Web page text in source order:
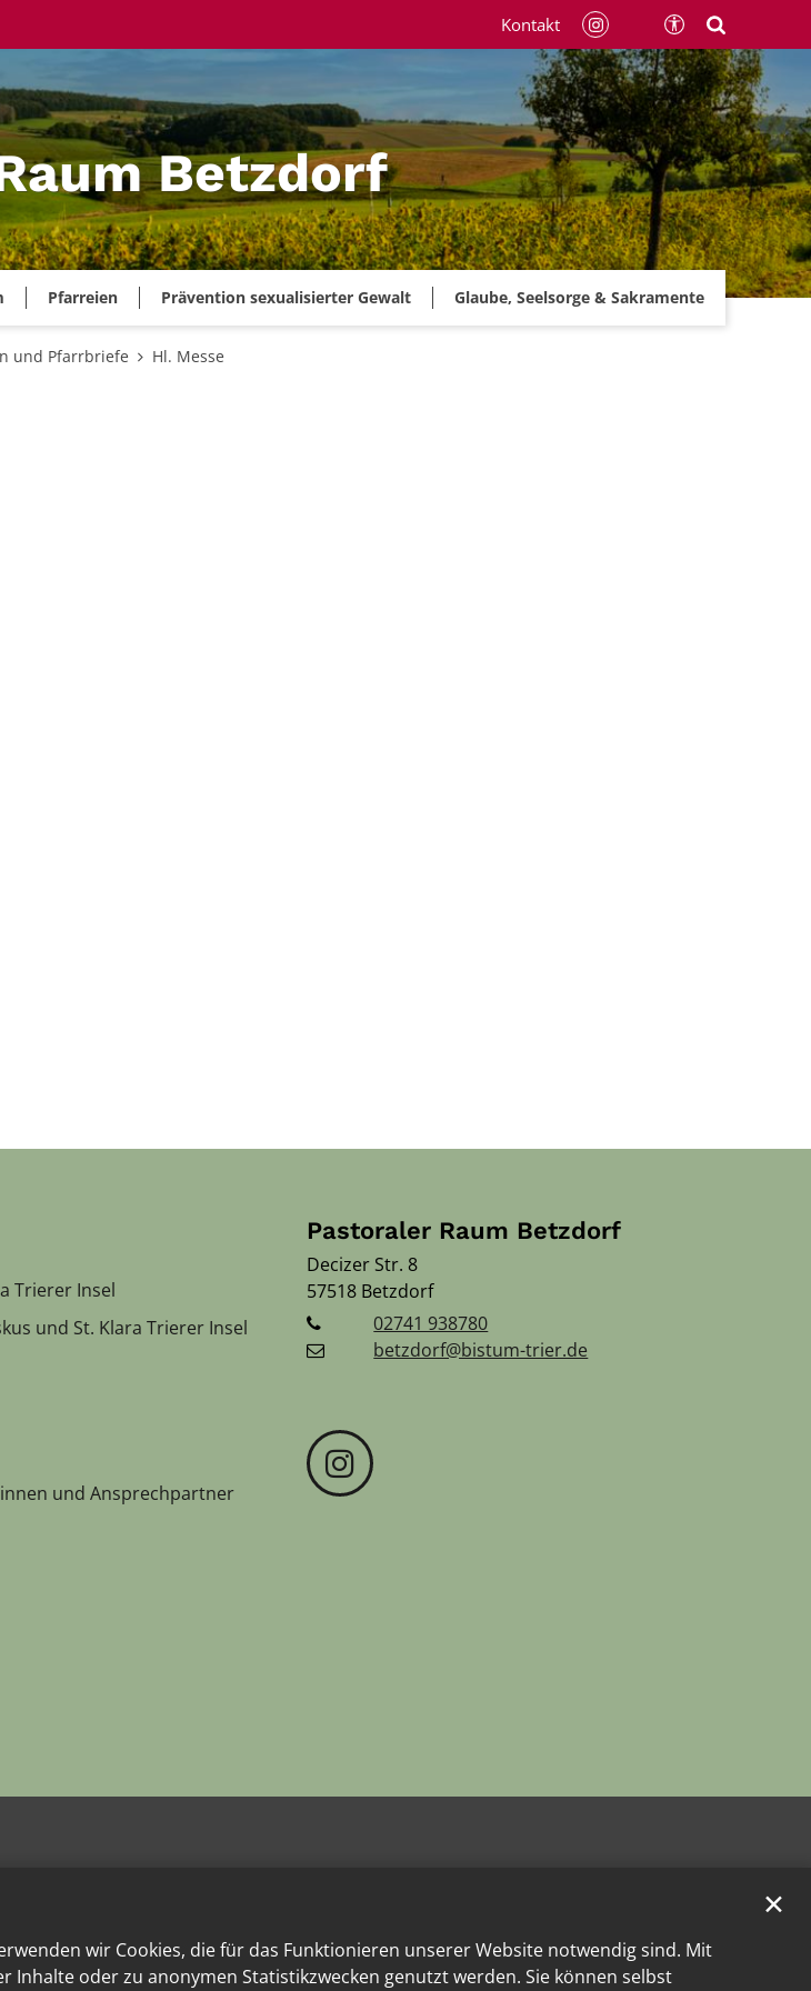
wir Cookies, die für das Funktionieren unserer Website notwendig sind. Mit
oder zu anonymen Statistikzwecken genutzt werden. Sie können selbst
✕
Betzdorf
Pfarreien Prävention sexualisierter Gewalt Glaube, Seelsorge & Sakramente
Kontakt
und Pfarrbriefe Hl. Messe
Trierer Insel
und St. Klara Trierer Insel
und Ansprechpartner
Pastoraler Raum Betzdorf
Decizer Str. 8
57518 Betzdorf
02741 938780
betzdorf@bistum-trier.de